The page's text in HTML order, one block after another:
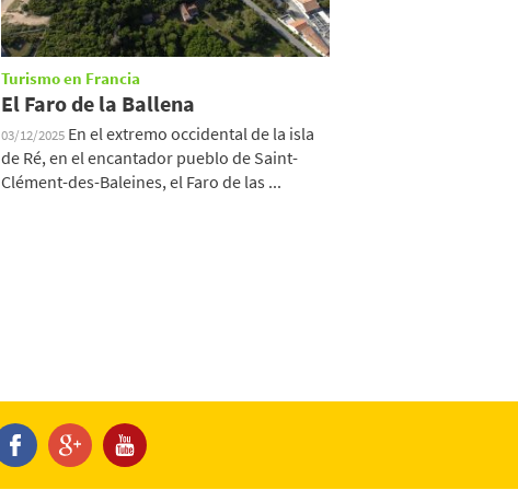
Turismo en Francia
El Faro de la Ballena
03/12/2025 En el extremo occidental de la isla
de Ré, en el encantador pueblo de Saint-
Clément-des-Baleines, el Faro de las ...